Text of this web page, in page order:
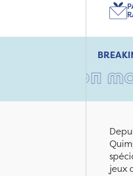
moche
jeux